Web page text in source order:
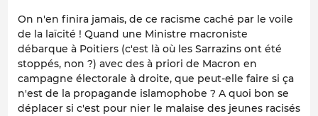
On n'en finira jamais, de ce racisme caché par le voile
de la laïcité ! Quand une Ministre macroniste
débarque à Poitiers (c'est là où les Sarrazins ont été
stoppés, non ?) avec des à priori de Macron en
campagne électorale à droite, que peut-elle faire si ça
n'est de la propagande islamophobe ? A quoi bon se
déplacer si c'est pour nier le malaise des jeunes racisés